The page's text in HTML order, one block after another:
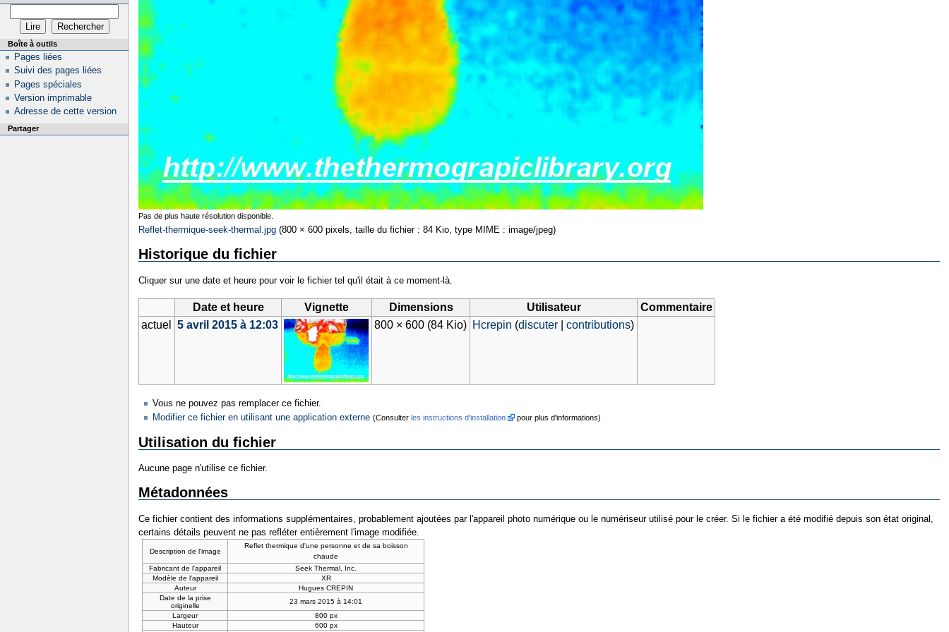
Pas de plus haute résolution disponible.
Reflet-thermique-seek-thermal.jpg (800 × 600 pixels, taille du fichier : 84 Kio, type MIME : image/jpeg)
Historique du fichier
Cliquer sur une date et heure pour voir le fichier tel qu'il était à ce moment-là.
Date et heure Vignette Dimensions Utilisateur
Commentaire
actuel
5 avril 2015 à 12:03 800 × 600 (84 Kio) Hcrepin (discuter |contributions)
Vous ne pouvez pas remplacer ce fichier.
Modifier ce fichier en utilisant une application externe (Consulter les instructions d'installation pour plus d'informations)
Utilisation du fichier
Aucune page n'utilise ce fichier.
Métadonnées
Ce fichier contient des informations supplémentaires, probablement ajoutées par l'appareil photo numérique ou le numériseur utilisé pour le créer. Si le fichier a été modifié depuis son état original,
certains détails peuvent ne pas refléter entièrement l'image modifiée.
Description de l'image
Reflet thermique d'une personne et de sa boisson
chaude
Fabricant de l'appareil
Seek Thermal, Inc.
Modèle de l'appareil
XR
Auteur
Hugues CREPIN
Date de la prise
originelle
23 mars 2015 à 14:01
Largeur
800 px
Hauteur
600 px
Boîte à outils
Pages liées
Suivi des pages liées
Pages spéciales
Version imprimable
Adresse de cette version
Partager